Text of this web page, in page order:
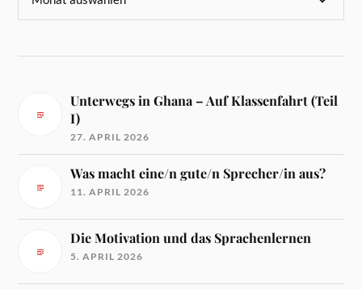
Unterwegs in Ghana – Auf Klassenfahrt (Teil
I)
27. APRIL 2026
Was macht eine/n gute/n Sprecher/in aus?
11. APRIL 2026
Die Motivation und das Sprachenlernen
5. APRIL 2026